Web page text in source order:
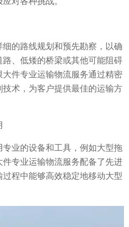
的路线规划和预先勘察，以确
、低矮的桥梁或其他可能阻碍
件专业运输物流服务通过精密
术，为客户提供最佳的运输方
业的设备和工具，例如大型拖
专业运输物流服务配备了先进
程中能够高效稳定地移动大型